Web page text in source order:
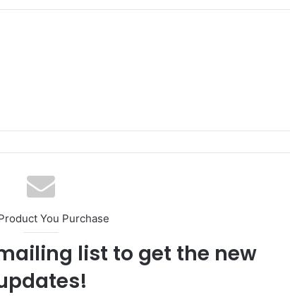
You Purchase
list to get the new